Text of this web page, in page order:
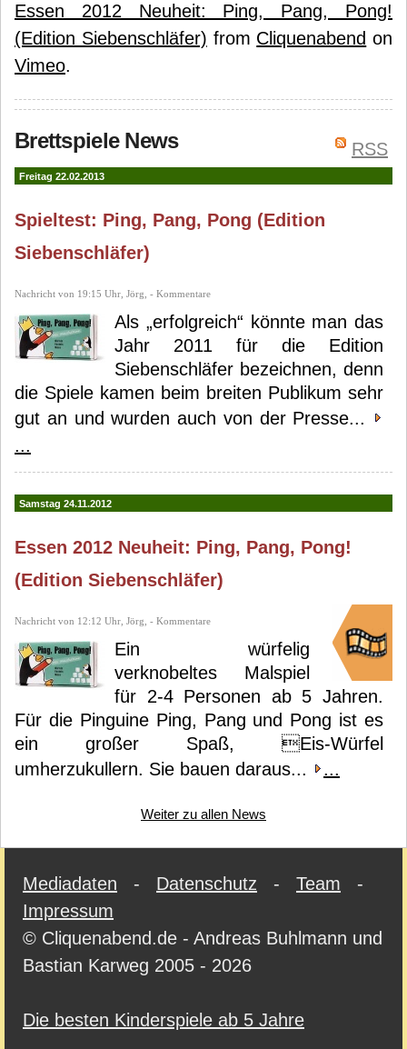
Essen 2012 Neuheit: Ping, Pang, Pong!
(Edition Siebenschläfer) from Cliquenabend on
Vimeo.
RSS
Brettspiele News
Freitag 22.02.2013
Spieltest: Ping, Pang, Pong (Edition
Siebenschläfer)
Nachricht von 19:15 Uhr, Jörg, - Kommentare
Als „erfolgreich“ könnte man das
Jahr 2011 für die Edition
Siebenschläfer bezeichnen, denn
die Spiele kamen beim breiten Publikum sehr
gut an und wurden auch von der Presse...
...
Samstag 24.11.2012
Essen 2012 Neuheit: Ping, Pang, Pong!
(Edition Siebenschläfer)
Nachricht von 12:12 Uhr, Jörg, - Kommentare
Ein würfelig
verknobeltes Malspiel
für 2-4 Personen ab 5 Jahren.
Für die Pinguine Ping, Pang und Pong ist es
ein großer Spaß, Eis-Würfel
umherzukullern. Sie bauen daraus...
...
Weiter zu allen News
Mediadaten - Datenschutz - Team -
Impressum
© Cliquenabend.de - Andreas Buhlmann und
Bastian Karweg 2005 - 2026
Die besten Kinderspiele ab 5 Jahre